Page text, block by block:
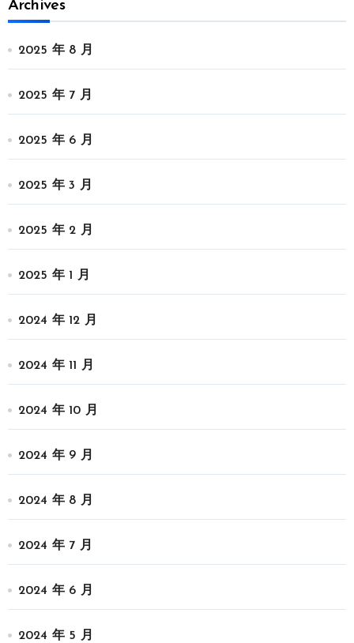
Archives
2025 年 8 月
2025 年 7 月
2025 年 6 月
2025 年 3 月
2025 年 2 月
2025 年 1 月
2024 年 12 月
2024 年 11 月
2024 年 10 月
2024 年 9 月
2024 年 8 月
2024 年 7 月
2024 年 6 月
2024 年 5 月